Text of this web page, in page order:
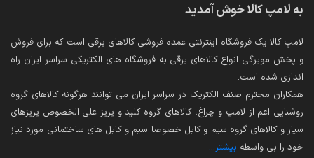
به لامپ کالا خوش آمدید
لامپ کالا یک فروشگاه اینترنتی عمده فروشی کالاهای برقی است که برای فروش
و پخش مویرگی انواع کالاهای برقی به فروشگاه های الکتریکی سراسر ایران راه
اندازی شده است.
همکاران محترم صنف الکتریک در سراسر ایران می توانند هرگونه کالاهای گروه
روشنایی اعم از لامپ و چراغ، کالاهای گروه کلید و پریز علی الخصوص پریزهای
سیار و کالاهای گروه سیم و کابل خصوصا سیم و کابل های ساختمانی مورد نیاز
خود را بی واسطه بیشتر...